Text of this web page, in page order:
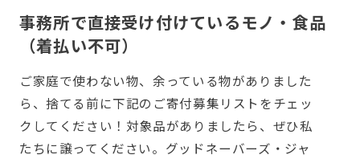
事務所で直接受け付けているモノ・食品
（着払い不可）
ご家庭で使わない物、余っている物がありました
ら、捨てる前に下記のご寄付募集リストをチェッ
クしてください！対象品がありましたら、ぜひ私
たちに譲ってください。グッドネーバーズ・ジャ